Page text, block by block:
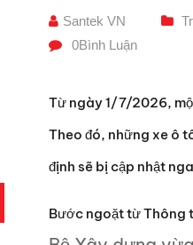
Santek VN
0Bình Luận
Từ ngày 1/7/2026,
Theo đó, những xe ô
định sẽ bị cập nhật
Bước ngoặt từ Thông